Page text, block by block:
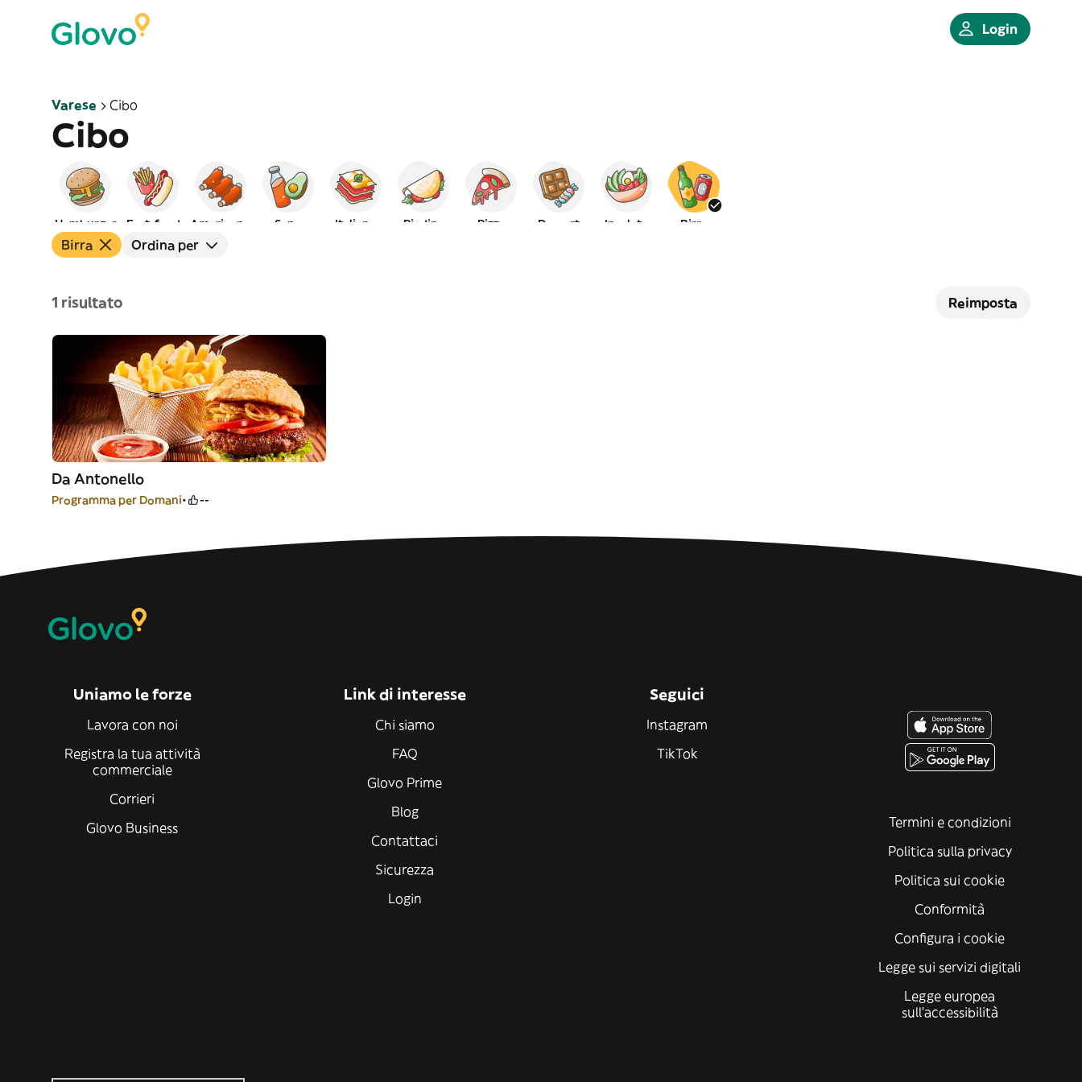
Login
Varese Cibo
Cibo
Hamburger Fast-food Americano Sano Italiano Piadina Pizza Dessert Insalate Birra
Birra Ordina per
1 risultato Reimposta
Da Antonello
Programma per Domani --
Uniamo le forze
Lavora con noi
Registra la tua attività
commerciale
Corrieri
Glovo Business
Link di interesse
Chi siamo
FAQ
Glovo Prime
Blog
Contattaci
Sicurezza
Login
Seguici
Instagram
TikTok
Termini e condizioni
Politica sulla privacy
Politica sui cookie
Conformità
Configura i cookie
Legge sui servizi digitali
Legge europea
sull'accessibilità